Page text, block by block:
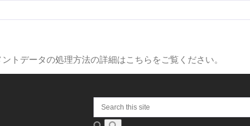
ントデータの処理方法の詳細はこちらをご覧ください。